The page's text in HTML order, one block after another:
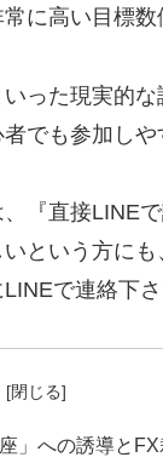
に高い目標数
った現実的
でも参加しや
『直接LINE
という方に
で連絡下さ
」への誘導と